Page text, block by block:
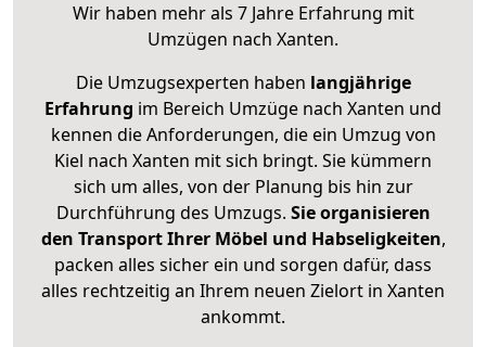
Wir haben mehr als 7 Jahre Erfahrung mit
Umzügen nach Xanten.
Die Umzugsexperten haben langjährige
Erfahrung im Bereich Umzüge nach Xanten und
kennen die Anforderungen, die ein Umzug von
Kiel nach Xanten mit sich bringt. Sie kümmern
sich um alles, von der Planung bis hin zur
Durchführung des Umzugs. Sie organisieren
den Transport Ihrer Möbel und Habseligkeiten,
packen alles sicher ein und sorgen dafür, dass
alles rechtzeitig an Ihrem neuen Zielort in Xanten
ankommt.